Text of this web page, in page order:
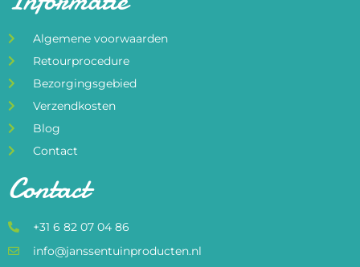
Algemene voorwaarden
Retourprocedure
Bezorgingsgebied
Verzendkosten
Blog
Contact
Contact
+31 6 82 07 04 86
info@janssentuinproducten.nl